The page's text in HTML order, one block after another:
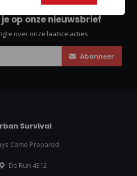
op onze nieuwsbrief
over onze laatste acties
Abonneer
Survival
Come Prepared
De Run 4312